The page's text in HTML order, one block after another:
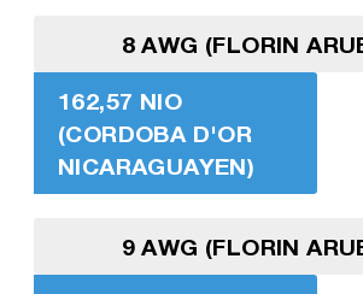
8 AWG (FLORIN
162,57 NIO
(CORDOBA D'OR
NICARAGUAYEN)
9 AWG (FLORIN